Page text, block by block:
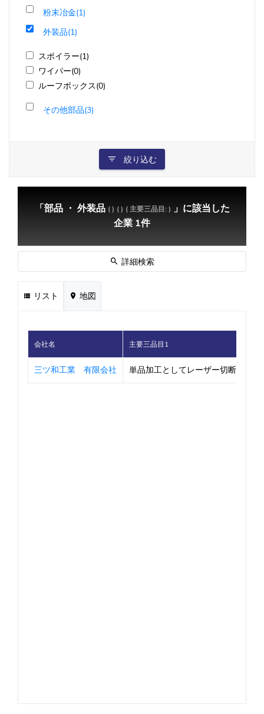
粉末冶金(1)
外装品(1)
スポイラー(1)
ワイパー(0)
ルーフボックス(0)
その他部品(3)
絞り込む
「部品 ・ 外装品 ( ) ( ) ( 主要三品目: ) 」に該当した
企業 1件
詳細検索
リスト 地図
会社名 主要三品目1
三ツ和工業 有限会社 単品加工としてレーザー切断から曲